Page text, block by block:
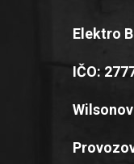
Elektro
IČO: